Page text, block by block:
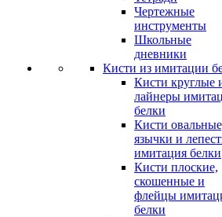
Чертежные
инструменты
Школьные
дневники
Кисти из имитации
Кисти круглые
лайнеры
белки
Кисти
язычки и
имитация белки
Кисти плоские,
скошенные и
флейцы
белки